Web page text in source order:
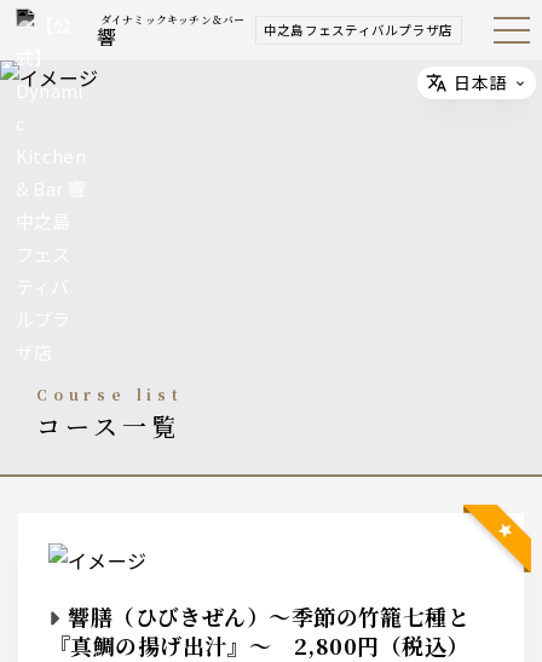
ダイナミックキッチン＆バー
響 中之島フェスティバルプラザ店 Open
Navig
course list
コース一覧
響膳（ひびきぜん）～季節の竹籠七種と
『真鯛の揚げ出汁』～ 2,800円（税込）
Select
日本語